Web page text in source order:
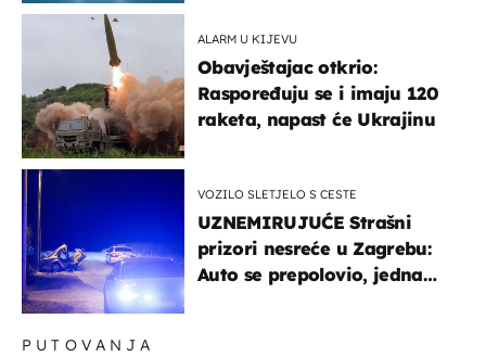
ALARM U KIJEVU
Obavještajac otkrio:
Raspoređuju se i imaju 120
raketa, napast će Ukrajinu
VOZILO SLETJELO S CESTE
UZNEMIRUJUĆE Strašni
prizori nesreće u Zagrebu:
Auto se prepolovio, jedna
PUTOVANJA